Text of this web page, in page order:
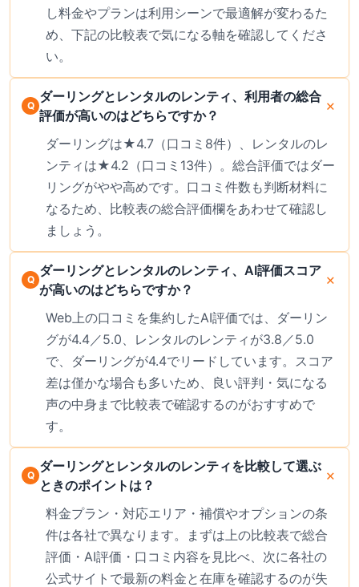
し料金やプランは利用シーンで最適解が変わるた
め、下記の比較表で気になる軸を確認してくださ
い。
ダーリングとレンタルのレンティ、利用者の総合
評価が高いのはどちらですか？
ダーリングは★4.7（口コミ8件）、レンタルのレ
ンティは★4.2（口コミ13件）。総合評価ではダー
リングがやや高めです。口コミ件数も判断材料に
なるため、比較表の総合評価欄をあわせて確認し
ましょう。
ダーリングとレンタルのレンティ、AI評価スコア
が高いのはどちらですか？
Web上の口コミを集約したAI評価では、ダーリン
グが4.4／5.0、レンタルのレンティが3.8／5.0
で、ダーリングが4.4でリードしています。スコア
差は僅かな場合も多いため、良い評判・気になる
声の中身まで比較表で確認するのがおすすめで
す。
ダーリングとレンタルのレンティを比較して選ぶ
ときのポイントは？
料金プラン・対応エリア・補償やオプションの条
件は各社で異なります。まずは上の比較表で総合
評価・AI評価・口コミ内容を見比べ、次に各社の
公式サイトで最新の料金と在庫を確認するのが失